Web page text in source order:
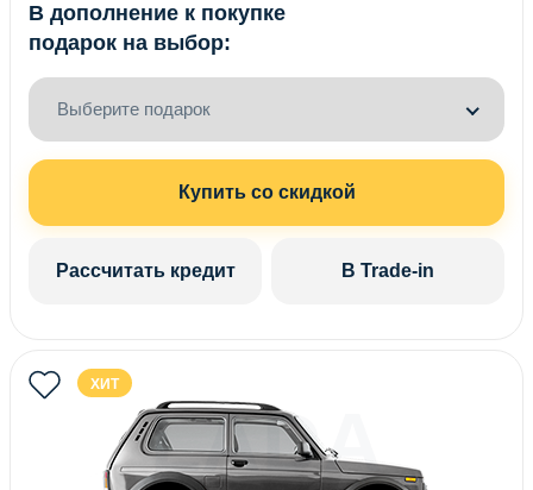
В дополнение к покупке
подарок на выбор:
Выберите подарок
Купить со скидкой
Рассчитать кредит В Trade-in
ХИТ
LADA